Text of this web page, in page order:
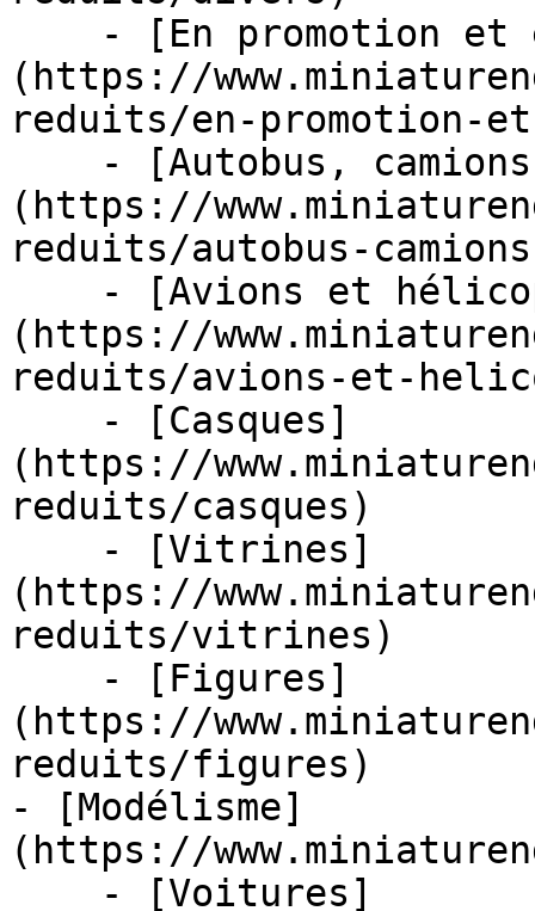
(https://
reduits/en-promotion-
(https://
reduits/autobus-
(https://
reduits/avions-et-
(https://
reduits/casques)
(https://
reduits/vitrines)
(https://
reduits/figures)
- [Modélisme]
(https://